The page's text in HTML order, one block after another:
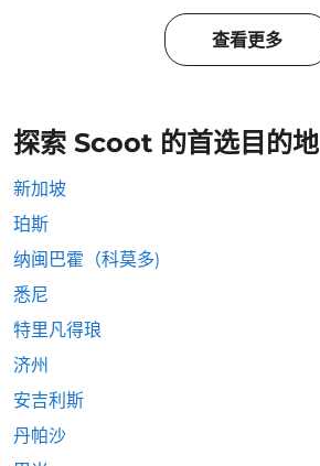
查看更多
探索 Scoot 的首选目的地
新加坡
珀斯
纳闽巴霍（科莫多)
悉尼
特里凡得琅
济州
安吉利斯
丹帕沙